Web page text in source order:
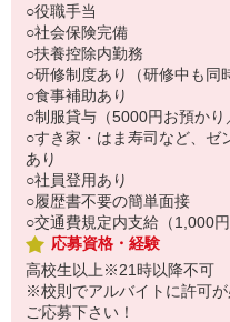
○役職手当
○社会保険完備
○扶養控除内勤務
○研修制度あり（研修中も同
○食事補助あり
○制服貸与（5000円お預かり
○すき家・はま寿司など、ゼ
あり
○社員登用あり
○履歴書不要の簡単面接
○交通費規定内支給（1,000円
応募資格・経験
高校生以上※21時以降不可
※校則でアルバイトに許可
ご応募下さい！